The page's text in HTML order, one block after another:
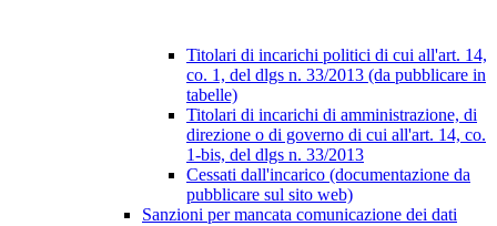
Titolari di incarichi politici di cui all'art. 14,
co. 1, del dlgs n. 33/2013 (da pubblicare in
tabelle)
Titolari di incarichi di amministrazione, di
direzione o di governo di cui all'art. 14, co.
1-bis, del dlgs n. 33/2013
Cessati dall'incarico (documentazione da
pubblicare sul sito web)
Sanzioni per mancata comunicazione dei dati